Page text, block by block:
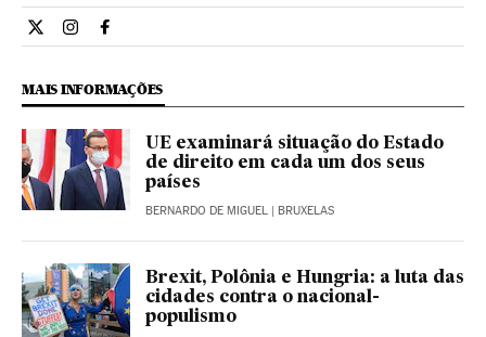
Internacional El País Brasil en Twitter
Internacional El País Brasil en Instagram
Internacional El País Brasil en Facebook
MAIS INFORMAÇÕES
UE examinará situação do Estado
de direito em cada um dos seus
países
BERNARDO DE MIGUEL | BRUXELAS
Brexit, Polônia e Hungria: a luta das
cidades contra o nacional-
populismo